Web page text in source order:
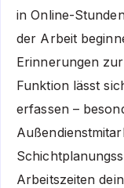
in Online-
der Arbeit
Erinnerungen
Funktion lässt
erfassen –
Arbeitszeiten